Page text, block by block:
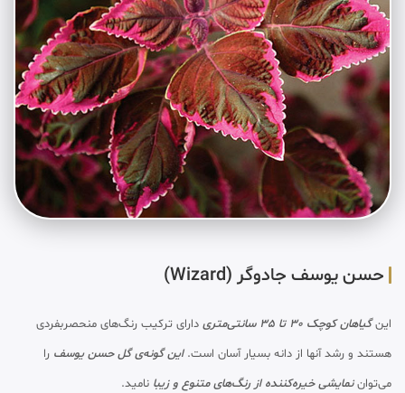
حسن یوسف جادوگر (Wizard)
این گیاهان کوچک 30 تا 35 سانتی‌متری
دارای ترکیب رنگ‌های منحصربفردی
هستند و رشد آنها از دانه بسیار آسان است.این گونه‌ی گل حسن یوسف را
می‌تواننمایشی خیره‌کننده از رنگ‌های متنوع و زیبا نامید.